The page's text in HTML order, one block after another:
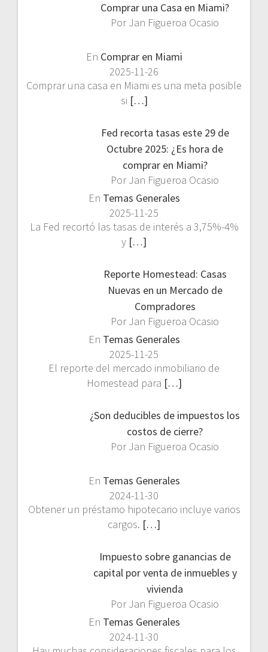
Comprar una Casa en Miami?
Por Jan Figueroa Ocasio
En Comprar en Miami
2025-11-26
Comprar una casa en Miami es una meta posible
si […]
Fed recorta tasas este 29 de
Octubre 2025: ¿Es hora de
comprar en Miami?
Por Jan Figueroa Ocasio
En Temas Generales
2025-11-25
La Fed recortó las tasas de interés a 3,75%-4%
y […]
Reporte Homestead: Casas
Nuevas en un Mercado de
Compradores
Por Jan Figueroa Ocasio
En Temas Generales
2025-11-25
El reporte del mercado inmobiliario de
Homestead para […]
¿Son deducibles de impuestos los
costos de cierre?
Por Jan Figueroa Ocasio
En Temas Generales
2024-11-30
Obtener un préstamo hipotecario incluye varios
cargos. […]
Impuesto sobre ganancias de
capital por venta de inmuebles y
vivienda
Por Jan Figueroa Ocasio
En Temas Generales
2024-11-30